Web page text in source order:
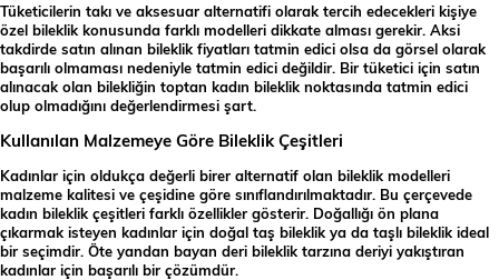
Tüketicilerin takı ve aksesuar alternatifi olarak tercih edecekleri kişiye
özel bileklik konusunda farklı modelleri dikkate alması gerekir. Aksi
takdirde satın alınan bileklik fiyatları tatmin edici olsa da görsel olarak
başarılı olmaması nedeniyle tatmin edici değildir. Bir tüketici için satın
alınacak olan bilekliğin toptan kadın bileklik noktasında tatmin edici
olup olmadığını değerlendirmesi şart.
Kullanılan Malzemeye Göre Bileklik Çeşitleri
Kadınlar için oldukça değerli birer alternatif olan bileklik modelleri
malzeme kalitesi ve çeşidine göre sınıflandırılmaktadır. Bu çerçevede
kadın bileklik çeşitleri farklı özellikler gösterir. Doğallığı ön plana
çıkarmak isteyen kadınlar için doğal taş bileklik ya da taşlı bileklik ideal
bir seçimdir. Öte yandan bayan deri bileklik tarzına deriyi yakıştıran
kadınlar için başarılı bir çözümdür.